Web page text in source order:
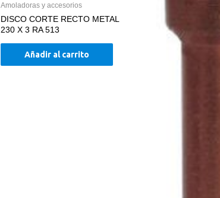
Amoladoras y accesorios
DISCO CORTE RECTO METAL
230 X 3 RA 513
Añadir al carrito